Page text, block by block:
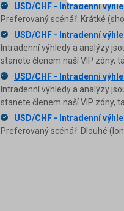
USD/CHF - Intradenní
Preferovaný scénář: Krátké
USD/CHF - Intradenní
Intradenní výhledy a analýzy
stanete členem naší VIP zóny,
USD/CHF - Intradenní
Intradenní výhledy a analýzy
stanete členem naší VIP zóny,
USD/CHF - Intradenní
Preferovaný scénář: Dlouhé